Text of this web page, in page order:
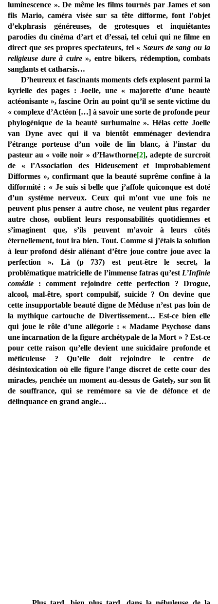
luminescence ». De même les films tournés par James et son
fils Mario, caméra visée sur sa tête difforme, font l’objet
d’ekphrasis généreuses, de grotesques et inquiétantes
parodies du cinéma d’art et d’essai, tel celui qui ne filme en
direct que ses propres spectateurs, tel « Sœurs de sang ou la
religieuse dure à cuire», entre bikers, rédemption, combats
sanglants et catharsis…
D’heureux et fascinants moments clefs explosent parmi la
kyrielle des pages : Joelle, une « majorette d’une beauté
actéonisante », fascine Orin au point qu’il se sente victime du
« complexe d’Actéon […] à savoir une sorte de profonde peur
phylogénique de la beauté surhumaine ». Hélas cette Joelle
van Dyne avec qui il va bientôt emménager deviendra
l’étrange porteuse d’un voile de lin blanc, à l’instar du
pasteur au « voile noir » d’Hawthorne[2], adepte de surcroit
de « l’Association des Hideusement et Improbablement
Difformes », confirmant que la beauté suprême confine à la
difformité : « Je suis si belle que j’affole quiconque est doté
d’un système nerveux. Ceux qui m’ont vue une fois ne
peuvent plus penser à autre chose, ne veulent plus regarder
autre chose, oublient leurs responsabilités quotidiennes et
s’imaginent que, s’ils peuvent m’avoir à leurs côtés
éternellement, tout ira bien. Tout. Comme si j’étais la solution
à leur profond désir aliénant d’être joue contre joue avec la
perfection ». Là (p 737) est peut-être le secret, la
problématique matricielle de l’immense fatras qu’est L’Infinie
comédie : comment rejoindre cette perfection ? Drogue,
alcool, mal-être, sport compulsif, suicide ? On devine que
cette insupportable beauté digne de Méduse n’est pas loin de
la mythique cartouche de Divertissement… Est-ce bien elle
qui joue le rôle d’une allégorie : « Madame Psychose dans
une incarnation de la figure archétypale de la Mort » ? Est-ce
pour cette raison qu’elle devient une suicidaire profonde et
méticuleuse ? Qu’elle doit rejoindre le centre de
désintoxication où elle figure l’ange discret de cette cour des
miracles, penchée un moment au-dessus de Gately, sur son lit
de souffrance, qui se remémore sa vie de défonce et de
délinquance en grand angle…